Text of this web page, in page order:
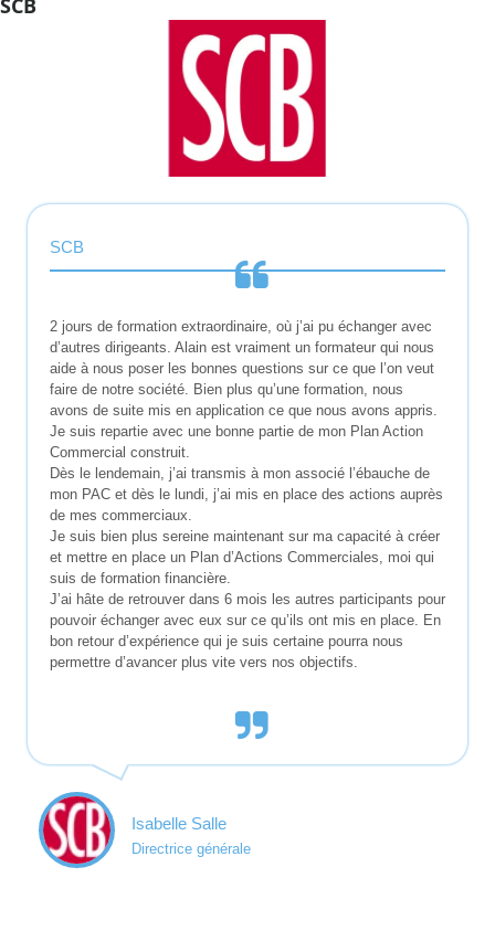
SCB
SCB
2 jours de formation extraordinaire, où j’ai pu échanger avec
d’autres dirigeants. Alain est vraiment un formateur qui nous
aide à nous poser les bonnes questions sur ce que l’on veut
faire de notre société. Bien plus qu’une formation, nous
avons de suite mis en application ce que nous avons appris.
Je suis repartie avec une bonne partie de mon Plan Action
Commercial construit.
Dès le lendemain, j’ai transmis à mon associé l’ébauche de
mon PAC et dès le lundi, j’ai mis en place des actions auprès
de mes commerciaux.
Je suis bien plus sereine maintenant sur ma capacité à créer
et mettre en place un Plan d’Actions Commerciales, moi qui
suis de formation financière.
J’ai hâte de retrouver dans 6 mois les autres participants pour
pouvoir échanger avec eux sur ce qu’ils ont mis en place. En
bon retour d’expérience qui je suis certaine pourra nous
permettre d’avancer plus vite vers nos objectifs.
Isabelle Salle
Directrice générale